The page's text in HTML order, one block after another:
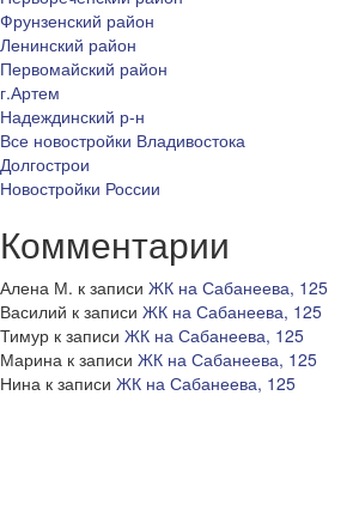
Фрунзенский район
Ленинский район
Первомайский район
г.Артем
Надеждинский р-н
Все новостройки Владивостока
Долгострои
Новостройки России
Комментарии
Алена М. к записи ЖК на Сабанеева, 125
Василий к записи ЖК на Сабанеева, 125
Тимур к записи ЖК на Сабанеева, 125
Марина к записи ЖК на Сабанеева, 125
Нина к записи ЖК на Сабанеева, 125